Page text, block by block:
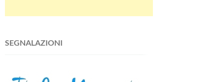
SEGNALAZIONI